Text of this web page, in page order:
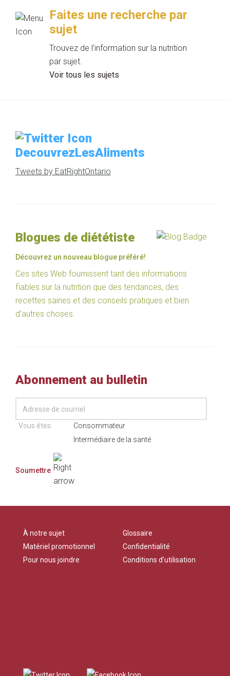
Faites une recherche par
sujet
Trouvez de l’information sur la nutrition
par sujet.
Voir tous les sujets
DecouvrezLesAliments
Tweets by EatRightOntario
Blogues de diététiste
Découvrez un nouveau blogue préféré!
Ces sites Web fournissent tant des informations
fiables sur la nutrition que des tendances, des
recettes saines et des conseils pratiques et bien
d’autres choses.
Abonnement au bulletin
Vous êtes:
Consommateur
Intermédiaire de la santé
À notre sujet
Matériel promotionnel
Pour nous joindre
Glossaire
Confidentialité
Conditions d’utilisation